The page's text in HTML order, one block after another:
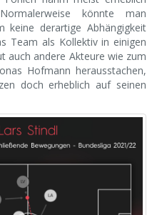
könnte man
keine derartige Abhängigkeit
Team als Kollektiv in einigen
auch andere Akteure wie zum
Hofmann herausstachen,
doch erheblich auf seinen